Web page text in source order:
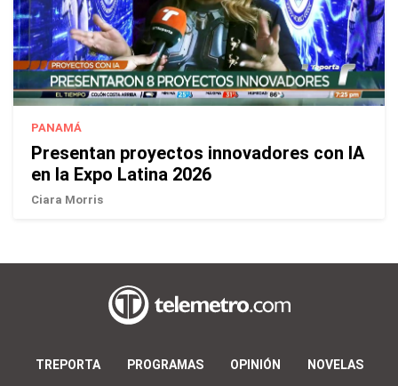
PANAMÁ
Presentan proyectos innovadores con IA
en la Expo Latina 2026
Ciara Morris
TREPORTA PROGRAMAS OPINIÓN NOVELAS